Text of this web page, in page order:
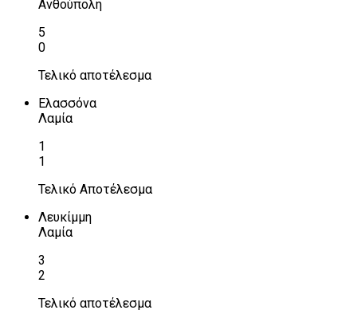
Ανθούπολη
5
0
Τελικό αποτέλεσμα
Ελασσόνα
Λαμία
1
1
Τελικό Αποτέλεσμα
Λευκίμμη
Λαμία
3
2
Τελικό αποτέλεσμα